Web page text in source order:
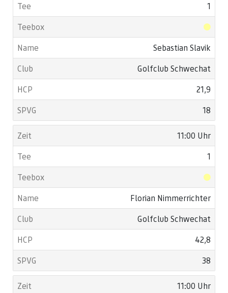
1
Sebastian Slavik
Golfclub Schwechat
21,9
18
11:00 Uhr
1
Florian Nimmerrichter
Golfclub Schwechat
42,8
38
11:00 Uhr